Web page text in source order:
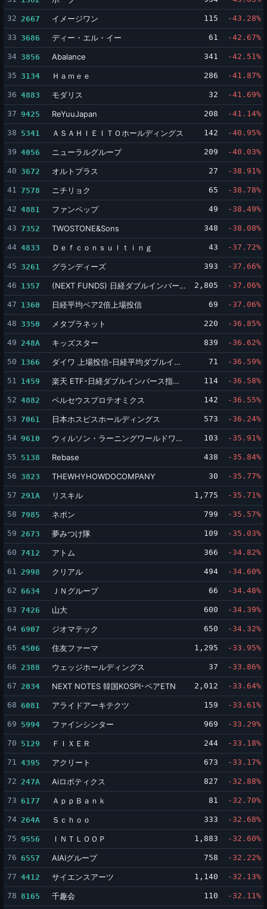
32 2667 イメージワン 115 -43.28%
33 3686 ディー・エル・イー 61 -42.67%
34 3856 Abalance 341 -42.51%
35 3134 Ｈａｍｅｅ 286 -41.87%
36 4883 モダリス 32 -41.69%
37 9425 ReYuuJapan 208 -41.14%
38 5341 ＡＳＡＨＩＥＩＴＯホールディングス 142 -40.95%
39 4056 ニューラルグループ 209 -40.03%
40 3672 オルトプラス 27 -38.91%
41 7578 ニチリョク 65 -38.78%
42 4881 ファンペップ 49 -38.49%
43 7352 TWOSTONE&Sons 348 -38.08%
44 4833 Ｄｅｆｃｏｎｓｕｌｔｉｎｇ 43 -37.72%
45 3261 グランディーズ 393 -37.66%
46 1357 (NEXT FUNDS) 日経ダブルインバース上場投信 2,805 -37.06%
47 1360 日経平均ベア2倍上場投信 69 -37.06%
48 3350 メタプラネット 220 -36.85%
49 248A キッズスター 839 -36.62%
50 1366 ダイワ 上場投信-日経平均ダブルインバース 71 -36.59%
51 1459 楽天 ETF-日経ダブルインバース指数連動型 114 -36.58%
52 4882 ペルセウスプロテオミクス 142 -36.55%
53 7061 日本ホスピスホールディングス 573 -36.24%
54 9610 ウィルソン・ラーニングワールドワイド 103 -35.91%
55 5138 Rebase 438 -35.84%
56 3823 THEWHYHOWDOCOMPANY 30 -35.77%
57 291A リスキル 1,775 -35.71%
58 7985 ネポン 799 -35.57%
59 2673 夢みつけ隊 109 -35.03%
60 7412 アトム 366 -34.82%
61 2998 クリアル 494 -34.60%
62 6634 ＪＮグループ 66 -34.48%
63 7426 山大 600 -34.39%
64 6907 ジオマテック 650 -34.32%
65 4506 住友ファーマ 1,295 -33.95%
66 2388 ウェッジホールディングス 37 -33.86%
67 2034 NEXT NOTES 韓国KOSPI･ベアETN 2,012 -33.64%
68 6081 アライドアーキテクツ 159 -33.61%
69 5994 ファインシンター 969 -33.29%
70 5129 ＦＩＸＥＲ 244 -33.18%
71 4395 アクリート 673 -33.17%
72 247A Aiロボティクス 827 -32.88%
73 6177 ＡｐｐＢａｎｋ 81 -32.70%
74 264A Ｓｃｈｏｏ 333 -32.68%
75 9556 ＩＮＴＬＯＯＰ 1,883 -32.60%
76 6557 AIAIグループ 758 -32.22%
77 4412 サイエンスアーツ 1,140 -32.13%
78 8165 千趣会 110 -32.11%